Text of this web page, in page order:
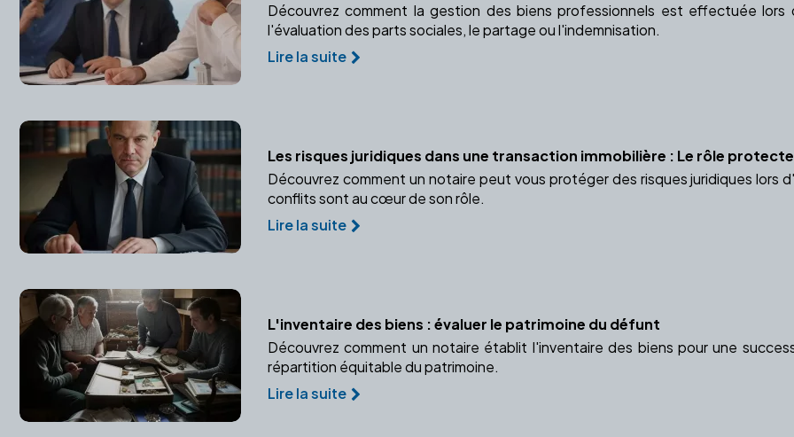
Découvrez comment la gestion des biens professionnels est effectuée
l'évaluation des parts sociales, le partage ou l'indemnisation.
Lire la suite
Les risques juridiques dans une transaction immobilière : Le rôle
Découvrez comment un notaire peut vous protéger des risques juridiques lors
conflits sont au cœur de son rôle.
Lire la suite
L'inventaire des biens : évaluer le patrimoine du défunt
Découvrez comment un notaire établit l'inventaire des biens pour une
répartition équitable du patrimoine.
Lire la suite